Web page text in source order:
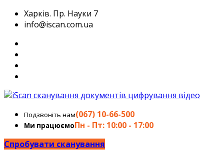
Харків. Пр. Науки 7
info@iscan.com.ua
Подзвоніть нам(067) 10-66-500
Ми працюємоПн - Пт: 10:00 - 17:00
Спробувати сканування